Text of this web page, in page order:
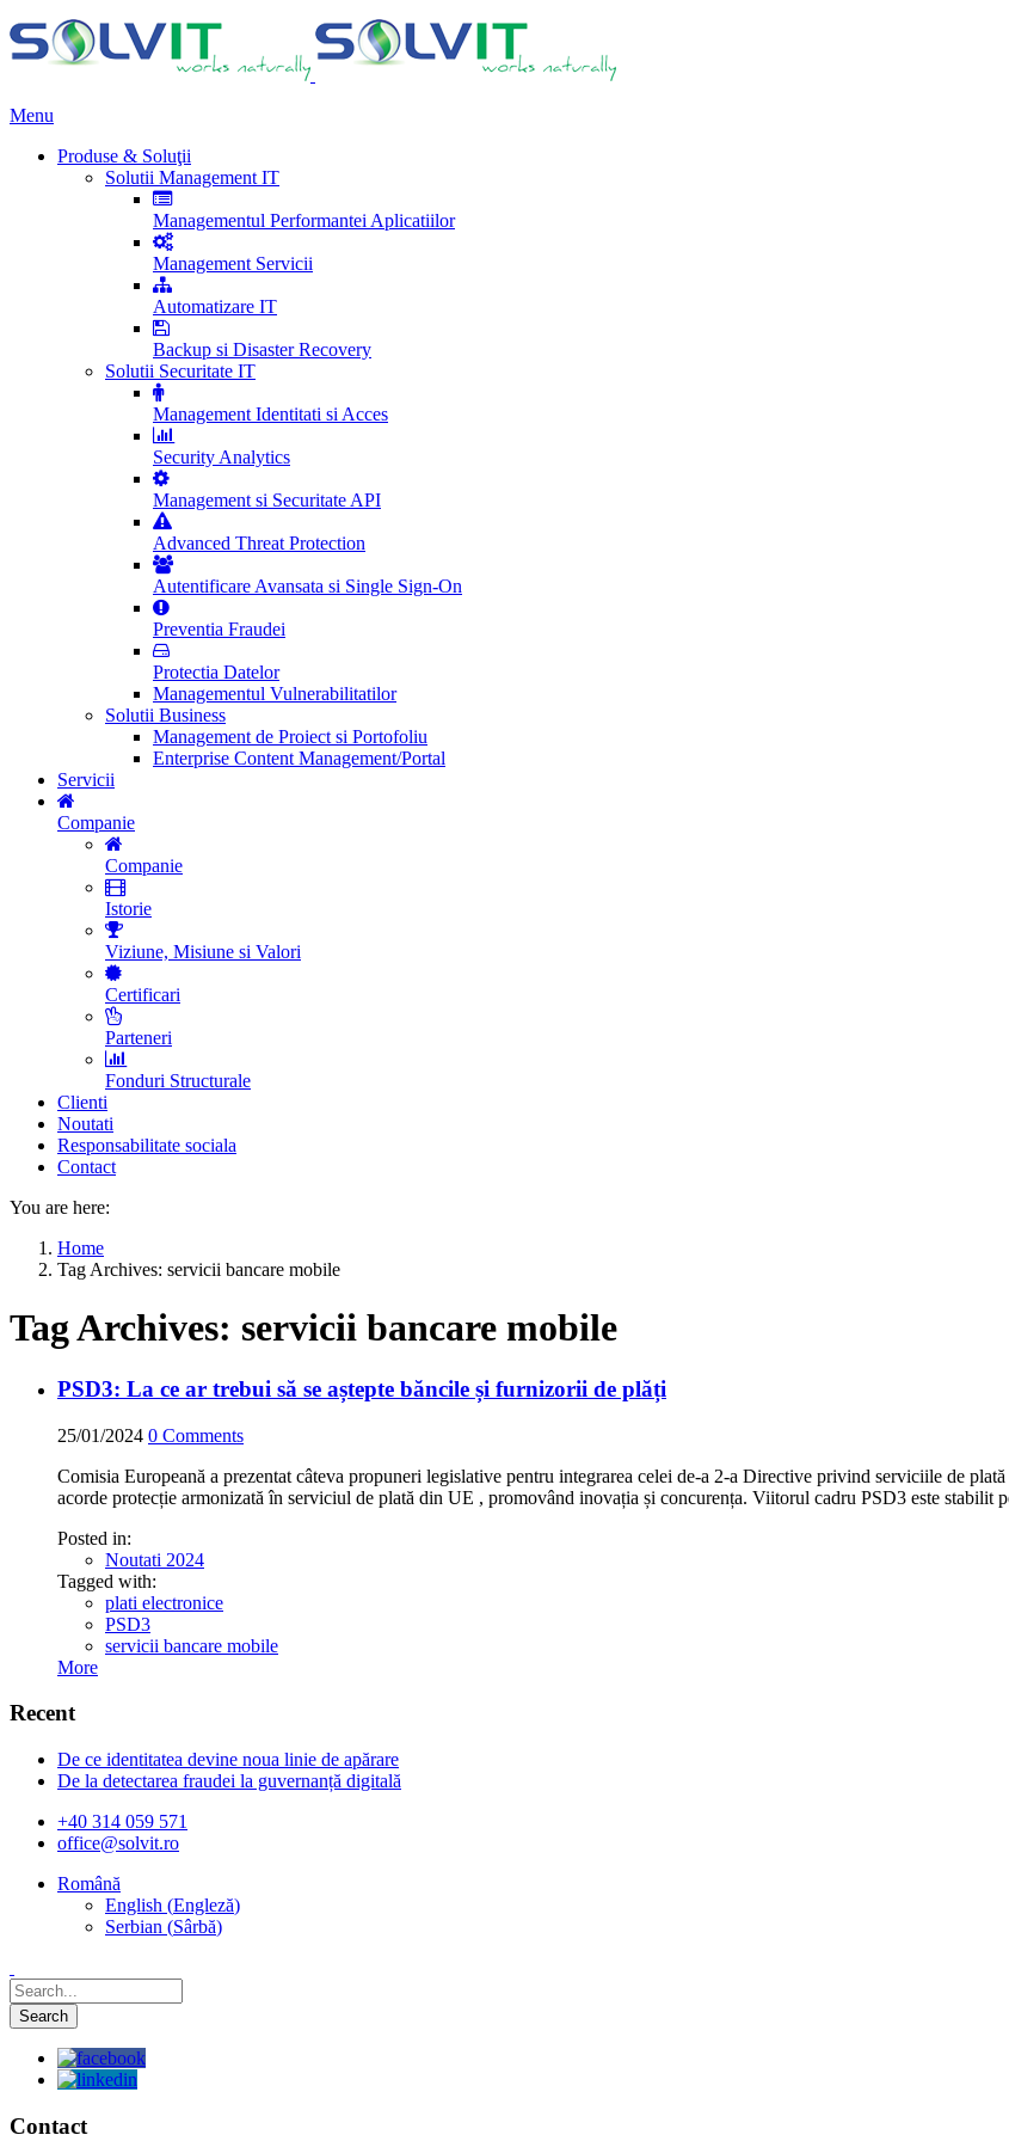
Menu
Produse & Soluţii
Solutii Management IT
Managementul Performantei Aplicatiilor
Management Servicii
Automatizare IT
Backup si Disaster Recovery
Solutii Securitate IT
Management Identitati si Acces
Security Analytics
Management si Securitate API
Advanced Threat Protection
Autentificare Avansata si Single Sign-On
Preventia Fraudei
Protectia Datelor
Managementul Vulnerabilitatilor
Solutii Business
Management de Proiect si Portofoliu
Enterprise Content Management/Portal
Servicii
Companie
Companie
Istorie
Viziune, Misiune si Valori
Certificari
Parteneri
Fonduri Structurale
Clienti
Noutati
Responsabilitate sociala
Contact
You are here:
Home
Tag Archives: servicii bancare mobile
Tag Archives: servicii bancare mobile
PSD3: La ce ar trebui să se aștepte băncile și furnizorii de plăți
25/01/2024 0 Comments
Comisia Europeană a prezentat câteva propuneri legislative pentru integrarea celei de-a 2-a Directive privind serviciile de
acorde protecție armonizată în serviciul de plată din UE , promovând inovația și concurența. Viitorul cadru PSD3 este
Posted in:
Noutati 2024
Tagged with:
plati electronice
PSD3
servicii bancare mobile
More
Recent
De ce identitatea devine noua linie de apărare
De la detectarea fraudei la guvernanță digitală
+40 314 059 571
office@solvit.ro
Română
English (Engleză)
Serbian (Sârbă)
Contact